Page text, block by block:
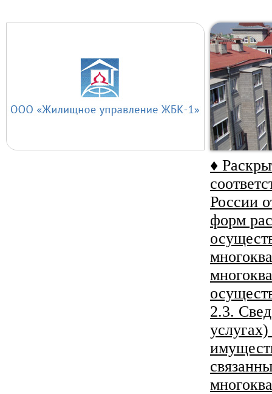
♦
России
форм
2.3.